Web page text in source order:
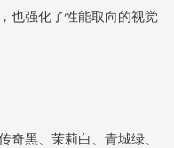
也强化了性能取向的视觉
黑、茉莉白、青城绿、